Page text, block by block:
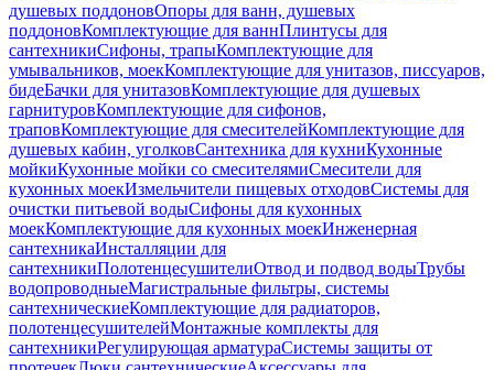
душевых поддоновОпоры для ванн, душевых
поддоновКомплектующие для ваннПлинтусы для
сантехникиСифоны, трапыКомплектующие для
умывальников, моекКомплектующие для унитазов, писсуаров,
бидеБачки для унитазовКомплектующие для душевых
гарнитуровКомплектующие для сифонов,
траповКомплектующие для смесителейКомплектующие для
душевых кабин, уголковСантехника для кухниКухонные
мойкиКухонные мойки со смесителямиСмесители для
кухонных моекИзмельчители пищевых отходовСистемы для
очистки питьевой водыСифоны для кухонных
моекКомплектующие для кухонных моекИнженерная
сантехникаИнсталляции для
сантехникиПолотенцесушителиОтвод и подвод водыТрубы
водопроводныеМагистральные фильтры, системы
сантехническиеКомплектующие для радиаторов,
полотенцесушителейМонтажные комплекты для
сантехникиРегулирующая арматураСистемы защиты от